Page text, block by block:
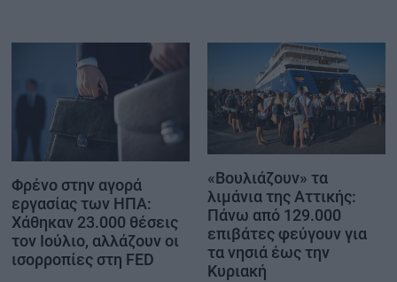
Φρένο στην αγορά
εργασίας των ΗΠΑ:
Χάθηκαν 23.000 θέσεις
τον Ιούλιο, αλλάζουν οι
ισορροπίες στη FED
«Βουλιάζουν» τα
λιμάνια της Αττικής:
Πάνω από 129.000
επιβάτες φεύγουν για
τα νησιά έως την
Κυριακή